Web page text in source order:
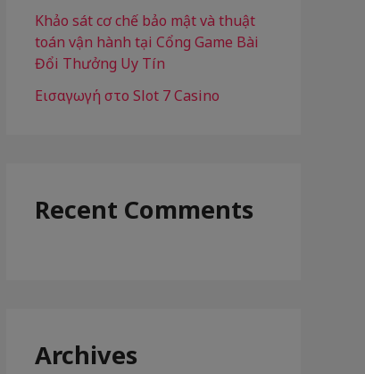
Khảo sát cơ chế bảo mật và thuật
toán vận hành tại Cổng Game Bài
Đổi Thưởng Uy Tín
Εισαγωγή στο Slot 7 Casino
Recent Comments
Archives